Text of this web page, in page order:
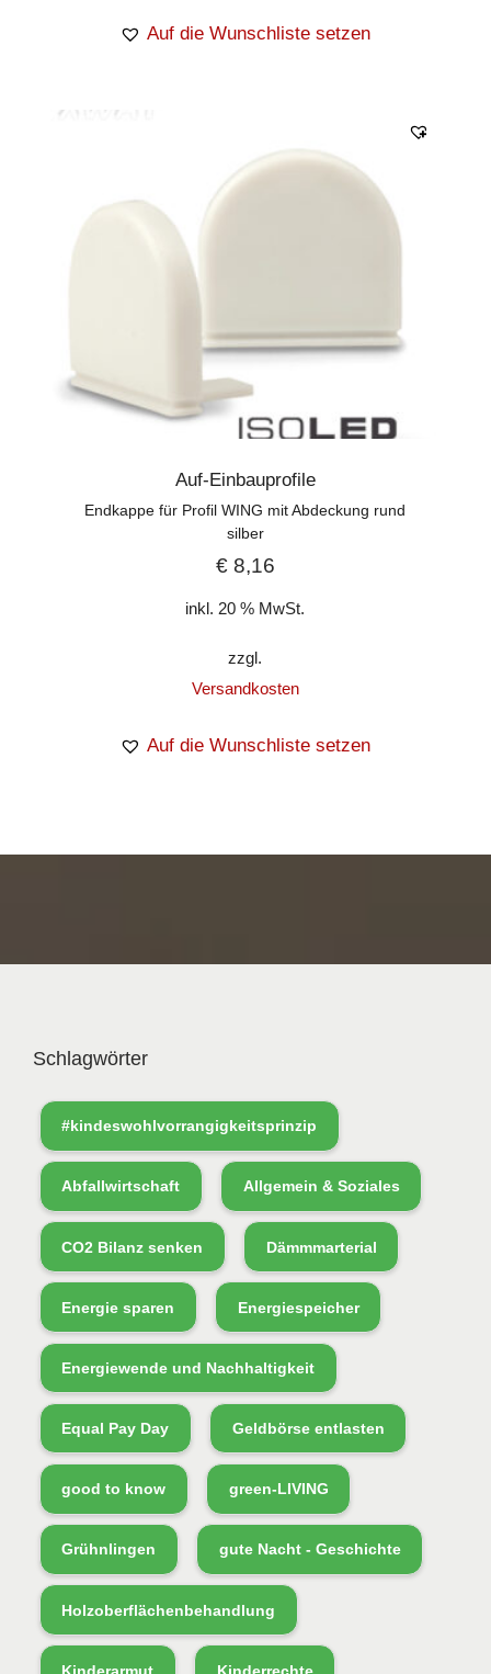
Auf die Wunschliste setzen
Auf-Einbauprofile
Endkappe für Profil WING mit Abdeckung rund
silber
€8,16
inkl. 20 % MwSt.
zzgl.
Versandkosten
Auf die Wunschliste setzen
Schlagwörter
#kindeswohlvorrangigkeitsprinzip
Abfallwirtschaft Allgemein & Soziales
CO2 Bilanz senken Dämmmarterial
Energie sparen Energiespeicher
Energiewende und Nachhaltigkeit
Equal Pay Day Geldbörse entlasten
good to know green-LIVING
Grühnlingen gute Nacht - Geschichte
Holzoberflächenbehandlung
Kinderarmut Kinderrechte